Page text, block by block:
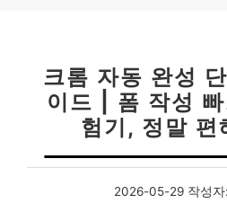
크롬 자동 완성
이드 | 폼 작성
험기, 정말 편
2026-05-29 작성자: